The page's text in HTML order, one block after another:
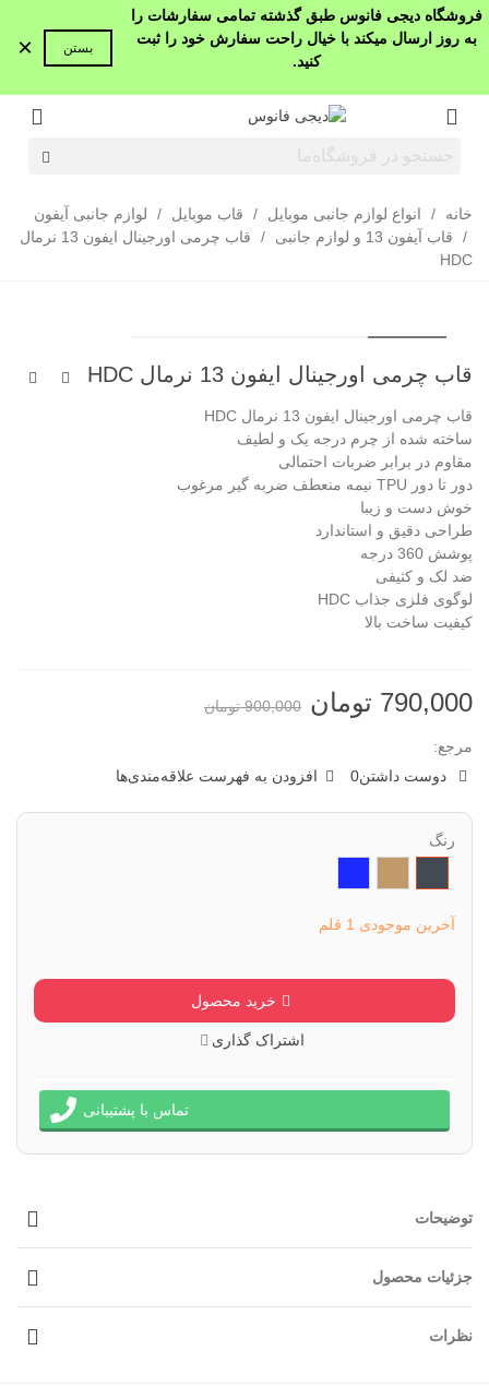
فروشگاه دیجی فانوس طبق گذشته تمامی سفارشات را
به روز ارسال میکند با خیال راحت سفارش خود را ثبت
کنید.
بستن ×
خانه / انواع لوازم جانبی موبایل / قاب موبایل /
لوازم جانبی آیفون
/
قاب آیفون 13 و لوازم جانبی /
قاب چرمی اورجینال ایفون 13 نرمال
HDC
قاب چرمی اورجینال ایفون 13 نرمال HDC
قاب چرمی اورجینال ایفون 13 نرمال HDC
ساخته شده از چرم درجه یک و لطیف
مقاوم در برابر ضربات احتمالی
دور تا دور TPU نیمه منعطف ضربه گیر مرغوب
خوش دست و زیبا
طراحی دقیق و استاندارد
پوشش 360 درجه
ضد لک و کثیفی
لوگوی فلزی جذاب HDC
کیفیت ساخت بالا
790,000 تومان 900,000 تومان
مرجع:
دوست داشتن0 افزودن به فهرست علاقه‌مندی‌ها
رنگ
ای
آخرین موجودی 1 قلم
خرید محصول
اشتراک گذاری
تماس با پشتیبانی
توضیحات
جزئیات محصول
نظرات